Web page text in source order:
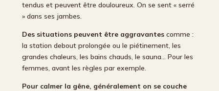
tendus et peuvent être douloureux. On se sent « serré
» dans ses jambes.
Des situations peuvent être aggravantes comme :
la station debout prolongée ou le piétinement, les
grandes chaleurs, les bains chauds, le sauna… Pour les
femmes, avant les règles par exemple.
Pour calmer la gêne, généralement on se couche